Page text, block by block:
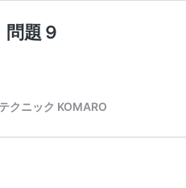
題９
クニック KOMARO